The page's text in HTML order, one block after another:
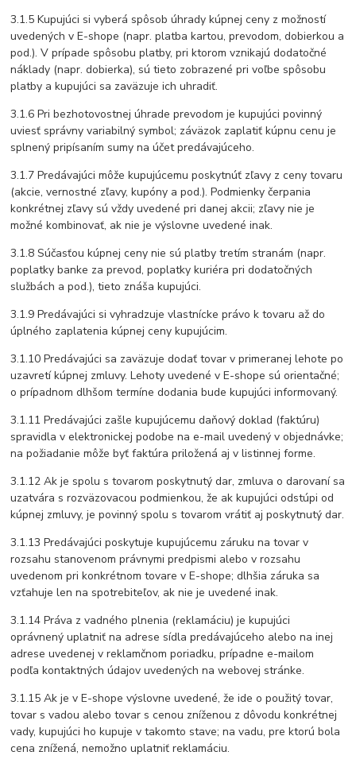
3.1.5 Kupujúci si vyberá spôsob úhrady kúpnej ceny z možností
uvedených v E-shope (napr. platba kartou, prevodom, dobierkou a
pod.). V prípade spôsobu platby, pri ktorom vznikajú dodatočné
náklady (napr. dobierka), sú tieto zobrazené pri voľbe spôsobu
platby a kupujúci sa zaväzuje ich uhradiť.
3.1.6 Pri bezhotovostnej úhrade prevodom je kupujúci povinný
uviesť správny variabilný symbol; záväzok zaplatiť kúpnu cenu je
splnený pripísaním sumy na účet predávajúceho.
3.1.7 Predávajúci môže kupujúcemu poskytnúť zľavy z ceny tovaru
(akcie, vernostné zľavy, kupóny a pod.). Podmienky čerpania
konkrétnej zľavy sú vždy uvedené pri danej akcii; zľavy nie je
možné kombinovať, ak nie je výslovne uvedené inak.
3.1.8 Súčasťou kúpnej ceny nie sú platby tretím stranám (napr.
poplatky banke za prevod, poplatky kuriéra pri dodatočných
službách a pod.), tieto znáša kupujúci.
3.1.9 Predávajúci si vyhradzuje vlastnícke právo k tovaru až do
úplného zaplatenia kúpnej ceny kupujúcim.
3.1.10 Predávajúci sa zaväzuje dodať tovar v primeranej lehote po
uzavretí kúpnej zmluvy. Lehoty uvedené v E-shope sú orientačné;
o prípadnom dlhšom termíne dodania bude kupujúci informovaný.
3.1.11 Predávajúci zašle kupujúcemu daňový doklad (faktúru)
spravidla v elektronickej podobe na e-mail uvedený v objednávke;
na požiadanie môže byť faktúra priložená aj v listinnej forme.
3.1.12 Ak je spolu s tovarom poskytnutý dar, zmluva o darovaní sa
uzatvára s rozväzovacou podmienkou, že ak kupujúci odstúpi od
kúpnej zmluvy, je povinný spolu s tovarom vrátiť aj poskytnutý dar.
3.1.13 Predávajúci poskytuje kupujúcemu záruku na tovar v
rozsahu stanovenom právnymi predpismi alebo v rozsahu
uvedenom pri konkrétnom tovare v E-shope; dlhšia záruka sa
vzťahuje len na spotrebiteľov, ak nie je uvedené inak.
3.1.14 Práva z vadného plnenia (reklamáciu) je kupujúci
oprávnený uplatniť na adrese sídla predávajúceho alebo na inej
adrese uvedenej v reklamčnom poriadku, prípadne e-mailom
podľa kontaktných údajov uvedených na webovej stránke.
3.1.15 Ak je v E-shope výslovne uvedené, že ide o použitý tovar,
tovar s vadou alebo tovar s cenou zníženou z dôvodu konkrétnej
vady, kupujúci ho kupuje v takomto stave; na vadu, pre ktorú bola
cena znížená, nemožno uplatniť reklamáciu.